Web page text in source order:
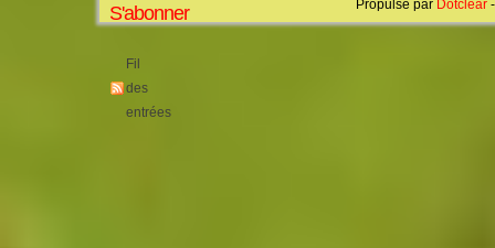
S'abonner
Fil
des
entrées
Propulsé par Dotclear